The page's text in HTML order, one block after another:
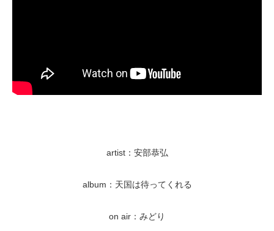
artist：安部恭弘
album：天国は待ってくれる
on air：みどり